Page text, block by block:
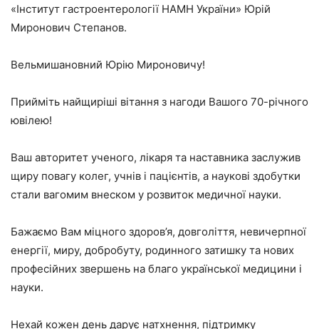
«Інститут гастроентерології НАМН України» Юрій
Миронович Степанов.
Вельмишановний Юрію Мироновичу!
Прийміть найщиріші вітання з нагоди Вашого 70-річного
ювілею!
Ваш авторитет ученого, лікаря та наставника заслужив
щиру повагу колег, учнів і пацієнтів, а наукові здобутки
стали вагомим внеском у розвиток медичної науки.
Бажаємо Вам міцного здоров’я, довголіття, невичерпної
енергії, миру, добробуту, родинного затишку та нових
професійних звершень на благо української медицини і
науки.
Нехай кожен день дарує натхнення, підтримку